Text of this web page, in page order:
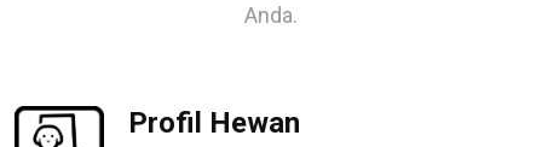
Anda.
Profil Hewan